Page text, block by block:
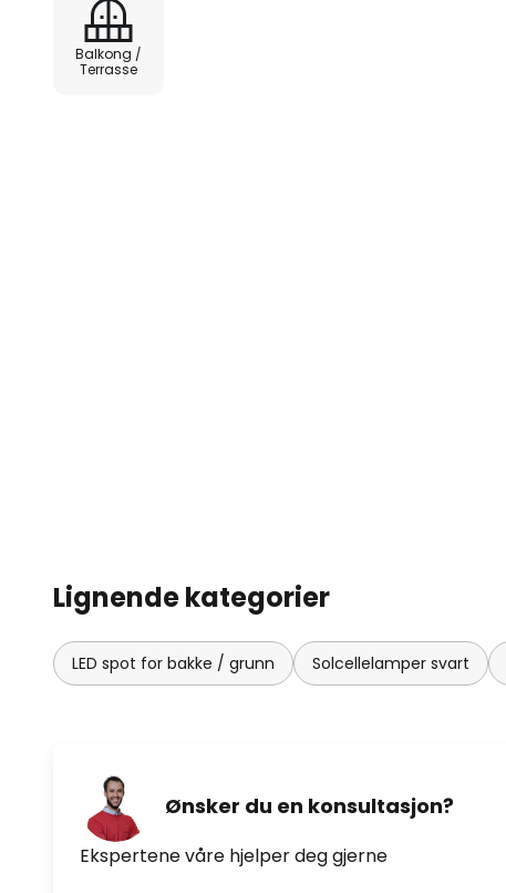
Balkong /
Terrasse
Lignende kategorier
LED spot for bakke / grunn Solcellelamper svart
Ønsker du en konsultasjon?
Ekspertene våre hjelper deg gjerne